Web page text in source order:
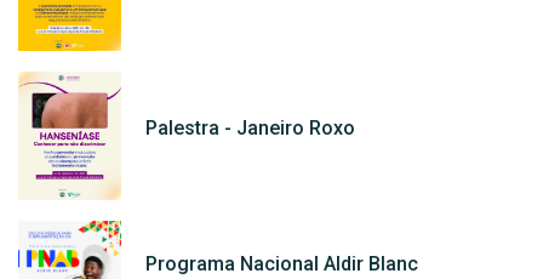
Palestra - Janeiro Roxo
Programa Nacional Aldir Blanc